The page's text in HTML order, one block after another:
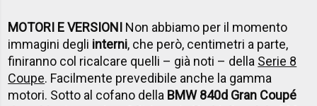
MOTORI E VERSIONI Non abbiamo per il momento
immagini degli interni, che però, centimetri a parte,
finiranno col ricalcare quelli – già noti – della Serie 8
Coupe. Facilmente prevedibile anche la gamma
motori. Sotto al cofano della BMW 840d Gran Coupé